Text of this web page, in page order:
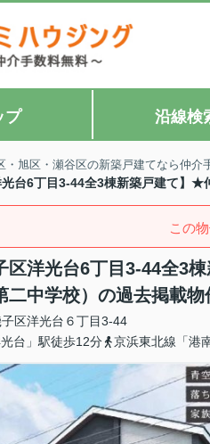
プ 沿線検
・旭区・瀬谷区の新築戸建てなら仲介
光台6丁目3-44全3棟新築戸建て】
この
区洋光台6丁目3-44全
二中学校）の過去掲載物
区洋光台 ６丁目3-44
台」駅徒歩12分
京浜東北線「港